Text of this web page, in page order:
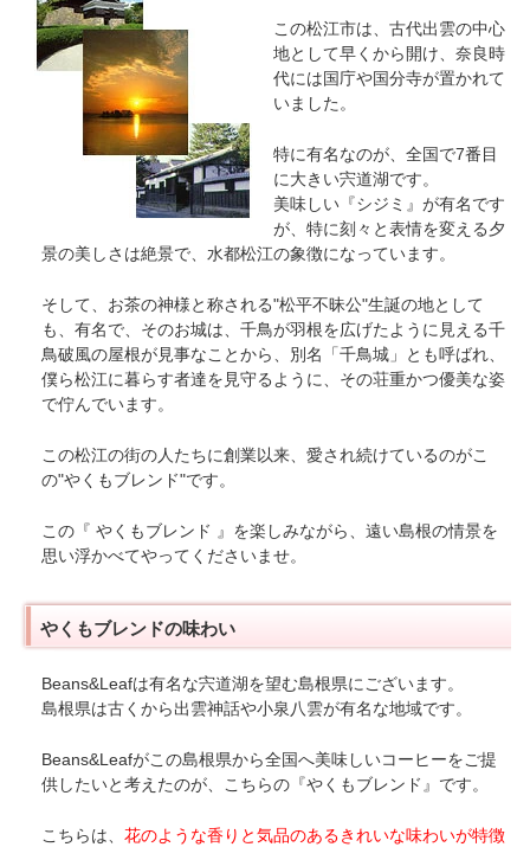
この松江市は、古代出雲の中心
地として早くから開け、奈良時
代には国庁や国分寺が置かれて
いました。
特に有名なのが、全国で7番目
に大きい宍道湖です。
美味しい『シジミ』が有名です
が、特に刻々と表情を変える夕
景の美しさは絶景で、水都松江の象徴になっています。
そして、お茶の神様と称される"松平不昧公"生誕の地として
も、有名で、そのお城は、千鳥が羽根を広げたように見える千
鳥破風の屋根が見事なことから、別名「千鳥城」とも呼ばれ、
僕ら松江に暮らす者達を見守るように、その荘重かつ優美な姿
で佇んでいます。
この松江の街の人たちに創業以来、愛され続けているのがこ
の"やくもブレンド"です。
この『 やくもブレンド 』を楽しみながら、遠い島根の情景を
思い浮かべてやってくださいませ。
やくもブレンドの味わい
Beans&Leafは有名な宍道湖を望む島根県にございます。
島根県は古くから出雲神話や小泉八雲が有名な地域です。
Beans&Leafがこの島根県から全国へ美味しいコーヒーをご提
供したいと考えたのが、こちらの『やくもブレンド』です。
こちらは、 花のような香りと気品のあるきれいな味わいが特徴